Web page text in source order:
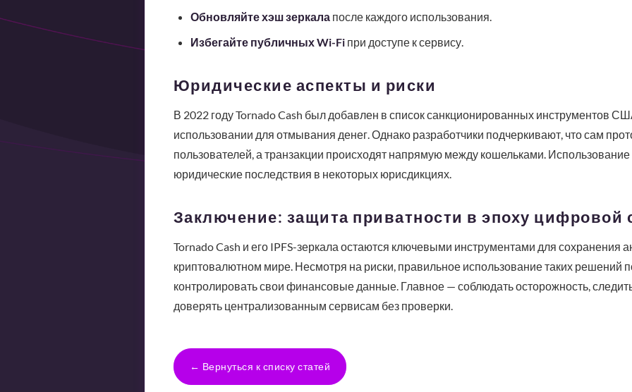
Обновляйте хэш зеркалапосле каждого использования.
Избегайте публичных Wi-Fiпри доступе к сервису.
Юридические аспекты и риски
В 2022 году Tornado Cash был добавлен в список санкционированных инструментов
использовании для отмывания денег. Однако разработчики подчеркивают, что сам
пользователей, а транзакции происходят напрямую между кошельками.
юридические последствия в некоторых юрисдикциях.
Заключение: защита приватности в эпоху цифровой
Tornado Cash и его IPFS-зеркала остаются ключевыми инструментами для сохранения
криптовалютном мире. Несмотря на риски, правильное использование таких решений
контролировать свои финансовые данные. Главное — соблюдать осторожность,
доверять централизованным сервисам без проверки.
← Вернуться к списку статей